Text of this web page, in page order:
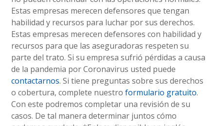
Estas empresas merecen defensores que tengan
habilidad y recursos para luchar por sus derechos.
Estas empresas merecen defensores con habilidad y
recursos para que las aseguradoras respeten su
parte del trato. Si su empresa sufrió pérdidas a causa
de la pandemia por Coronavirus usted puede
contactarnos. Si tiene preguntas sobre sus derechos
o cobertura, complete nuestro formulario gratuito.
Con este podremos completar una revisión de su
casos. De tal manera determinar juntos cómo